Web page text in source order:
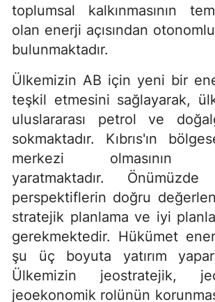
toplumsal kalkınmasının
olan enerji açısından
bulunmaktadır.
Ülkemizin AB için yeni bir
teşkil etmesini sağlayarak,
uluslararası petrol ve
sokmaktadır. Kıbrıs'ın
merkezi olmasının
yaratmaktadır.
perspektiflerin doğru
stratejik planlama ve iyi
gerekmektedir. Hükümet
şu üç boyuta yatırım
Ülkemizin jeostratejik,
jeoekonomik rolünün